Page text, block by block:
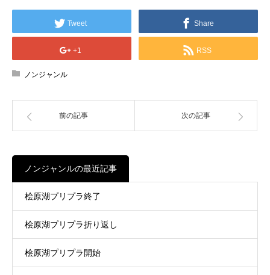
Tweet Share
+1 RSS
ノンジャンル
前の記事 次の記事
ノンジャンルの最近記事
桧原湖プリプラ終了
桧原湖プリプラ折り返し
桧原湖プリプラ開始